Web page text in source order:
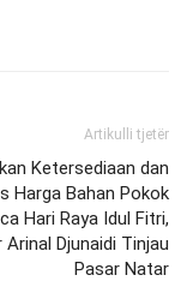
Artikulli tjetër
Ketersediaan dan
Harga Bahan Pokok
Hari Raya Idul Fitri,
Arinal Djunaidi Tinjau
Pasar Natar